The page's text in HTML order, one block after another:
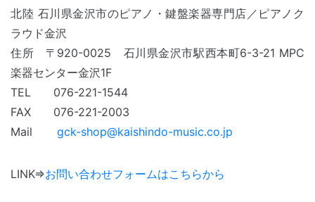
北陸 石川県金沢市のピアノ・鍵盤楽器専門店／ピアノク
ラウド金沢
住所 〒920-0025 石川県金沢市駅西本町6-3-21 MPC
楽器センター金沢1F
TEL 076-221-1544
FAX 076-221-2003
Mail gck-shop@kaishindo-music.co.jp
LINK⇒お問い合わせフォームはこちらから